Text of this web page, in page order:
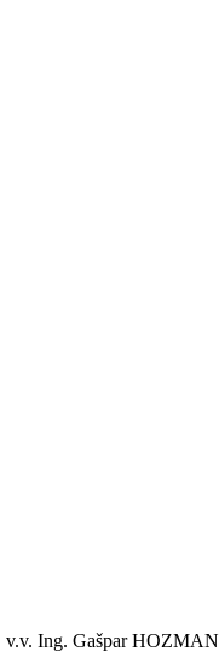
v.v. Ing. Gašpar HOZMAN